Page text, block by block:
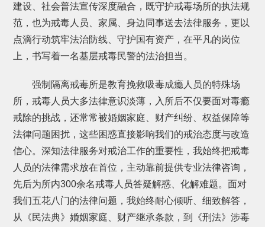
建设、社会普法宣传深度融合，既守护戒毒场所的执法规
范，也为戒毒人员、家属、身边同事送去法律服务，更以
点滴行动筑牢法治防线、守护国有资产，在平凡的岗位
上，书写着一名基层戒毒民警的法治担当。
强制隔离戒毒所是教育挽救吸毒成瘾人员的特殊场
所，戒毒人员大多法律意识淡薄，入所后不仅要面对毒瘾
戒除的挑战，还常常被婚姻家庭、财产纠纷、权益保障等
法律问题困扰，这些困惑直接影响我们的戒治态度与改造
信心。深知法律服务对戒治工作的重要性，我始终把戒毒
人员的法律需求放在首位，主动靠前提供专业法律咨询，
先后为所内300余名戒毒人员答疑解惑、化解难题。面对
我们五花八门的法律问题，我始终耐心倾听、细致解答，
从《民法典》婚姻家庭、财产继承条款，到《刑法》涉毒